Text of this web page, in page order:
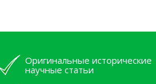
Оригинальные исторические
научные статьи